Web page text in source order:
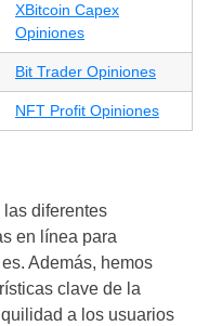
XBitcoin Capex
Opiniones
Bit Trader Opiniones
NFT Profit Opiniones
diferentes
en línea para
Además, hemos
clave de la
a los usuarios